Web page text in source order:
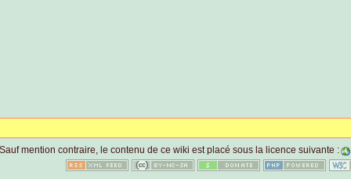
Sauf mention contraire, le contenu de ce wiki est placé sous la licence suivante :